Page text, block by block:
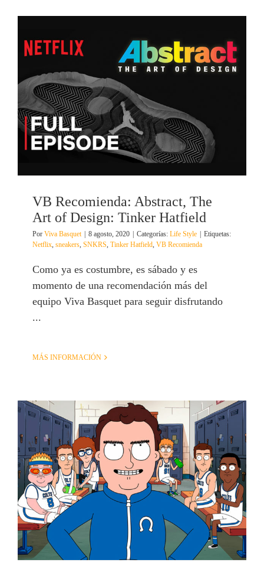
VB Recomienda: Abstract, The
Art of Design: Tinker Hatfield
Por Viva Basquet | 8 agosto, 2020 | Categorías: Life Style | Etiquetas:
Netflix sneakers SNKRS Tinker Hatfield VB Recomienda
Como ya es costumbre, es sábado y es
momento de una recomendación más del
equipo Viva Basquet para seguir disfrutando
...
MÁS INFORMACIÓN